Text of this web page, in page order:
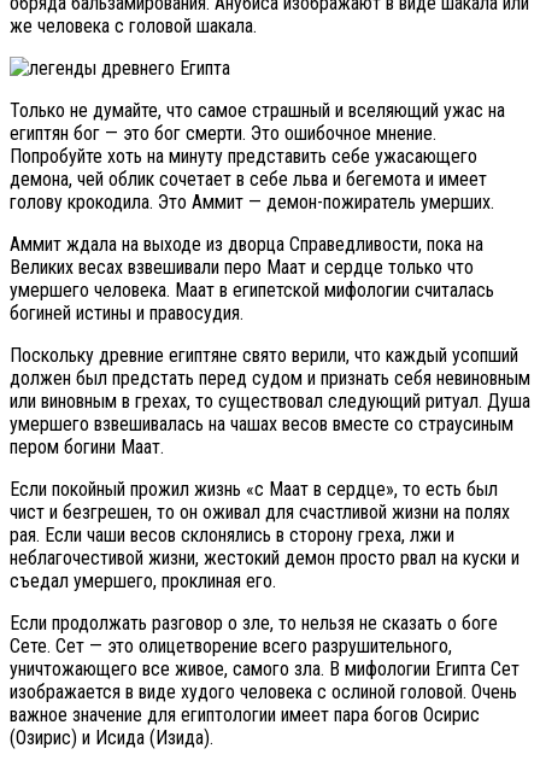
же человека с головой шакала.
Только не думайте, что самое страшный и вселяющий ужас на
египтян бог — это бог смерти. Это ошибочное мнение.
Попробуйте хоть на минуту представить себе ужасающего
демона, чей облик сочетает в себе льва и бегемота и имеет
голову крокодила. Это Аммит — демон-пожиратель умерших.
Аммит ждала на выходе из дворца Справедливости, пока на
Великих весах взвешивали перо Маат и сердце только что
умершего человека. Маат в египетской мифологии считалась
богиней истины и правосудия.
Поскольку древние египтяне свято верили, что каждый усопший
должен был предстать перед судом и признать себя невиновным
или виновным в грехах, то существовал следующий ритуал. Душа
умершего взвешивалась на чашах весов вместе со страусиным
пером богини Маат.
Если покойный прожил жизнь «с Маат в сердце», то есть был
чист и безгрешен, то он оживал для счастливой жизни на полях
рая. Если чаши весов склонялись в сторону греха, лжи и
неблагочестивой жизни, жестокий демон просто рвал на куски и
съедал умершего, проклиная его.
Если продолжать разговор о зле, то нельзя не сказать о боге
Сете. Сет — это олицетворение всего разрушительного,
уничтожающего все живое, самого зла. В мифологии Египта Сет
изображается в виде худого человека с ослиной головой. Очень
важное значение для египтологии имеет пара богов Осирис
(Озирис) и Исида (Изида).